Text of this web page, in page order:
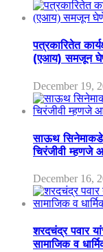
पत्रकारितेत
(एआय) समजून
December 19,
साऊथ सिनेमाकडे
चिरंजीवी म्हणजे
December 16,
शरदचंद्र पवार
सामाजिक व